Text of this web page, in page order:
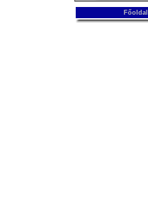
Főoldal